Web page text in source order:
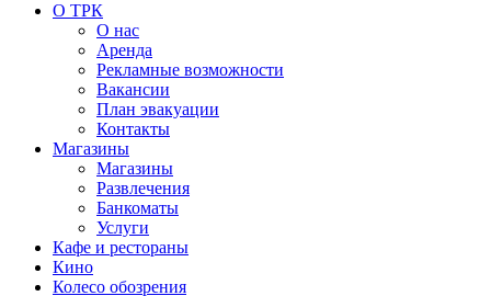
О ТРК
О нас
Аренда
Рекламные возможности
Вакансии
План эвакуации
Контакты
Магазины
Магазины
Развлечения
Банкоматы
Услуги
Кафе и рестораны
Кино
Колесо обозрения